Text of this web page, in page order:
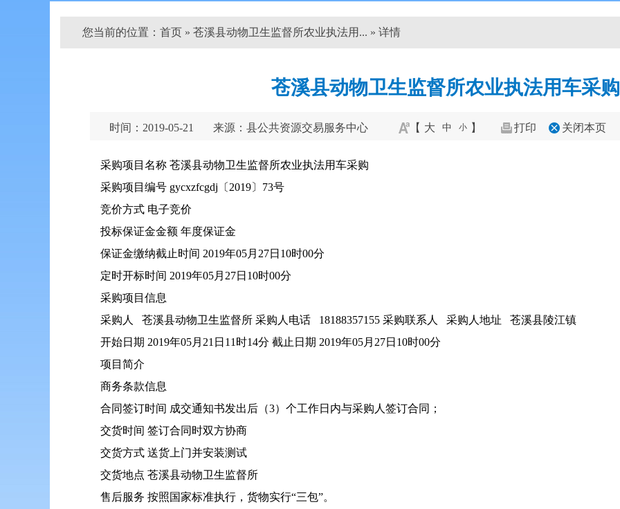
您当前的位置： 首页 » 苍溪县动物卫生监督所农业执法用... » 详情
苍溪县动物卫生监督所农业执法用车采
时间：2019-05-21 来源：县公共资源交易服务中心 【 大 中 小 】 打印 关闭本页
采购项目名称 苍溪县动物卫生监督所农业执法用车采购
采购项目编号 gycxzfcgdj〔2019〕73号
竞价方式 电子竞价
投标保证金金额 年度保证金
保证金缴纳截止时间 2019年05月27日10时00分
定时开标时间 2019年05月27日10时00分
采购项目信息
采购人 苍溪县动物卫生监督所 采购人电话 18188357155 采购联系人 采购人地址 苍溪县陵江镇
开始日期 2019年05月21日11时14分 截止日期 2019年05月27日10时00分
项目简介
商务条款信息
合同签订时间 成交通知书发出后（3）个工作日内与采购人签订合同；
交货时间 签订合同时双方协商
交货方式 送货上门并安装测试
交货地点 苍溪县动物卫生监督所
售后服务 按照国家标准执行，货物实行“三包”。